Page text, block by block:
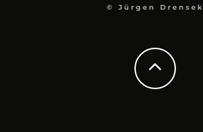
© Jürgen Drensek